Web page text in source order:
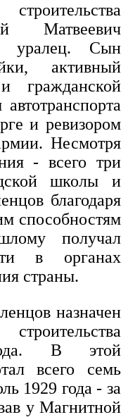
Матвеевич
уралец. Сын
активный
гражданской
и ревизором
Несмотря
- всего три
школы и
благодаря
способностям
получал
в органах
страны.
назначен
В этой
всего семь
1929 года - за
у Магнитной